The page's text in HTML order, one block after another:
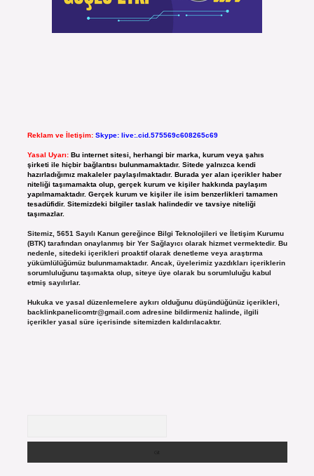
Reklam ve İletişim: Skype: live:.cid.575569c608265c69
Yasal Uyarı: Bu internet sitesi, herhangi bir marka, kurum veya şahıs
şirketi ile hiçbir bağlantısı bulunmamaktadır. Sitede yalnızca kendi
hazırladığımız makaleler paylaşılmaktadır. Burada yer alan içerikler haber
niteliği taşımamakta olup, gerçek kurum ve kişiler hakkında paylaşım
yapılmamaktadır. Gerçek kurum ve kişiler ile isim benzerlikleri tamamen
tesadüfidir. Sitemizdeki bilgiler taslak halindedir ve tavsiye niteliği
taşımazlar.
Sitemiz, 5651 Sayılı Kanun gereğince Bilgi Teknolojileri ve İletişim Kurumu
(BTK) tarafından onaylanmış bir Yer Sağlayıcı olarak hizmet vermektedir. Bu
nedenle, sitedeki içerikleri proaktif olarak denetleme veya araştırma
yükümlülüğümüz bulunmamaktadır. Ancak, üyelerimiz yazdıkları içeriklerin
sorumluluğunu taşımakta olup, siteye üye olarak bu sorumluluğu kabul
etmiş sayılırlar.
Hukuka ve yasal düzenlemelere aykırı olduğunu düşündüğünüz içerikleri,
backlinkpanelicomtr@gmail.comadresine bildirmeniz halinde, ilgili
içerikler yasal süre içerisinde sitemizden kaldırılacaktır.